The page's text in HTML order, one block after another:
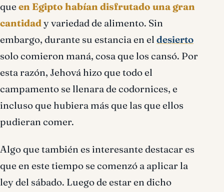
que en Egipto habían disfrutado una gran
cantidady variedad de alimento. Sin
embargo, durante su estancia en el desierto
solo comieron maná, cosa que los cansó. Por
esta razón, Jehová hizo que todo el
campamento se llenara de codornices, e
incluso que hubiera más que las que ellos
pudieran comer.
Algo que también es interesante destacar es
que en este tiempo se comenzó a aplicar la
ley del sábado. Luego de estar en dicho